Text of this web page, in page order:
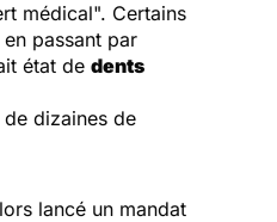
médical". Certains
en passant par
état de dents
dizaines de
lancé un mandat